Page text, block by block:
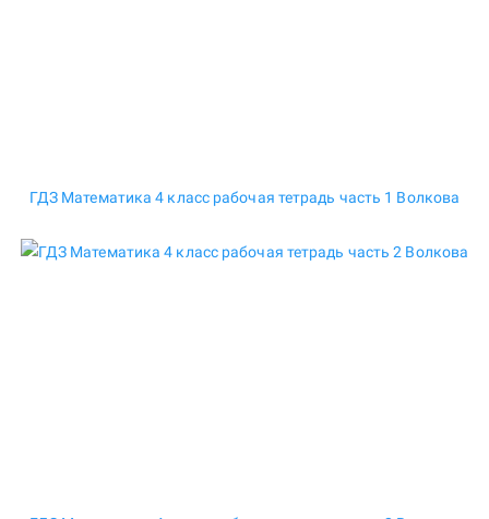
ГДЗ Математика 4 класс рабочая тетрадь часть 1 Волкова